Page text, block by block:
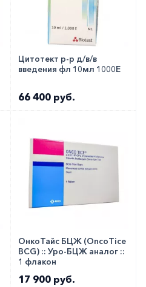
Цитотект р-р д/в/в
введения фл 10мл 1000Е
66 400 руб.
ОнкоТайс БЦЖ (OncoTice
BCG) :: Уро-БЦЖ аналог ::
1 флакон
17 900 руб.